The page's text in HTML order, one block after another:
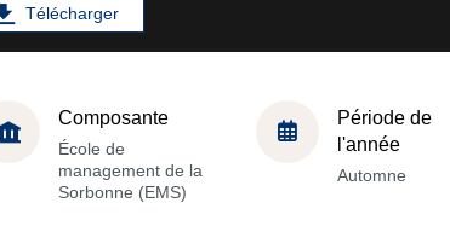
Télécharger
Composante
École de
management de la
Sorbonne (EMS)
Période de
l'année
Automne